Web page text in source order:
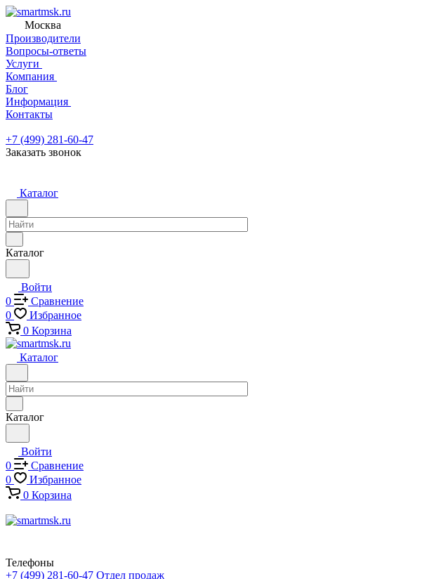
Москва
Производители
Вопросы-ответы
Услуги
Компания
Блог
Информация
Контакты
+7 (499) 281-60-47
Заказать звонок
Каталог
Каталог
Войти
0
Сравнение
0
Избранное
0 Корзина
Каталог
Каталог
Войти
0
Сравнение
0
Избранное
0 Корзина
Телефоны
+7 (499) 281-60-47 Отдел продаж